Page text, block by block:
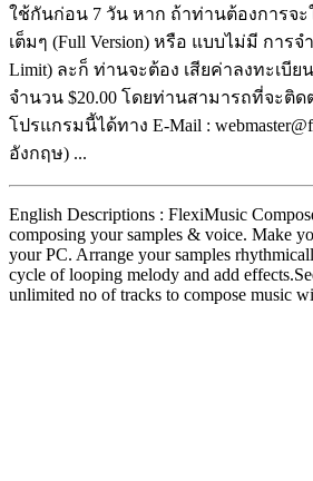
ใช้กันก่อน 7 วัน หาก ถ้าท่านต้องการจ
เต็มๆ (Full Version) หรือ แบบไม่มี การจ
Limit) ละก็ ท่านจะต้อง เสียค่าลงทะเบียน
จำนวน $20.00 โดยท่านสามารถที่จะติ
โปรแกรมนี้ได้ทาง E-Mail :
อังกฤษ) ...
English Descriptions : FlexiMusic
composing your samples & voice. Make
your PC. Arrange your samples
cycle of looping melody and add
unlimited no of tracks to compose music